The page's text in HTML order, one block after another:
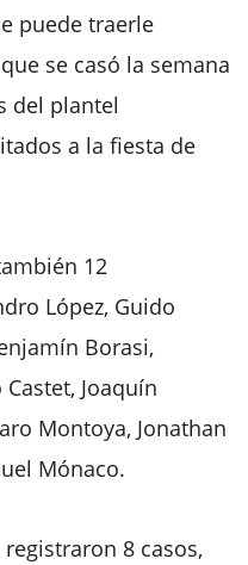
puede traerle
se casó la semana
del plantel
a la fiesta de
12
López, Guido
Borasi,
Joaquín
Montoya, Jonathan
Mónaco.
8 casos,